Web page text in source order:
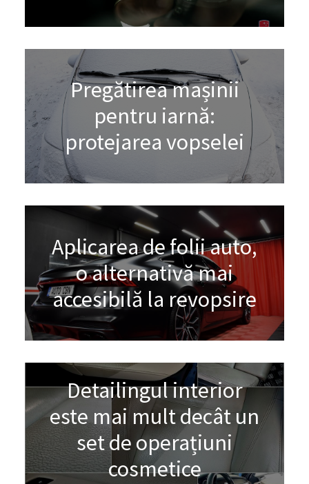
Pregătirea mașinii
pentru iarnă:
protejarea vopselei
Aplicarea de folii auto,
o alternativă mai
accesibilă la revopsire
Detailingul interior
este mai mult decât un
set de operațiuni
cosmetice